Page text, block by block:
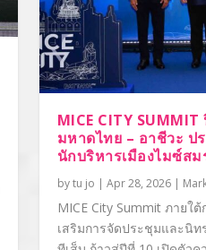
MICE CITY
มหาดไทย – อาชีวะ
นักบริหารเมืองไมซ์ส
bytu jo | Apr 28, 2026|
MICE City Summit ภายใ
เสริมการจัดประชุมและนิ